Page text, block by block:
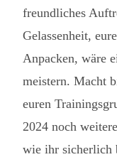
freundliches
Gelassenheit,
Anpacken, wäre
meistern. Macht
euren
2024 noch
wie ihr sicherlich